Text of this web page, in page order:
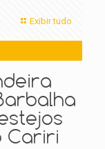
Exibir tudo
Cariri